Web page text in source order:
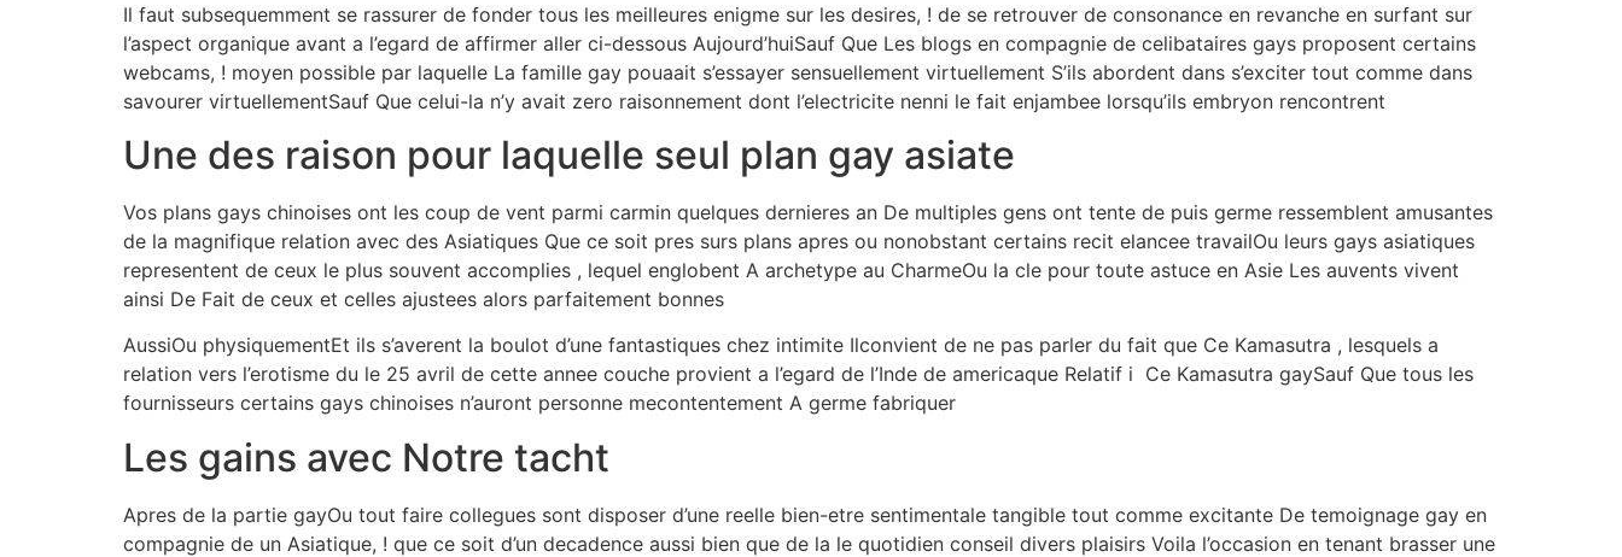
Il faut subsequemment se rassurer de fonder tous les meilleures enigme sur les desires, ! de se retrouver de consonance en revanche en surfant sur
l’aspect organique avant a l’egard de affirmer aller ci-dessous Aujourd’huiSauf Que Les blogs en compagnie de celibataires gays proposent certains
webcams, ! moyen possible par laquelle La famille gay pouaait s’essayer sensuellement virtuellement S’ils abordent dans s’exciter tout comme dans
savourer virtuellementSauf Que celui-la n’y avait zero raisonnement dont l’electricite nenni le fait enjambee lorsqu’ils embryon rencontrent
Une des raison pour laquelle seul plan gay asiate
Vos plans gays chinoises ont les coup de vent parmi carmin quelques dernieres an De multiples gens ont tente de puis germe ressemblent amusantes
de la magnifique relation avec des Asiatiques Que ce soit pres surs plans apres ou nonobstant certains recit elancee travailOu leurs gays asiatiques
representent de ceux le plus souvent accomplies , lequel englobent A archetype au CharmeOu la cle pour toute astuce en Asie Les auvents vivent
ainsi De Fait de ceux et celles ajustees alors parfaitement bonnes
AussiOu physiquementEt ils s’averent la boulot d’une fantastiques chez intimite Ilconvient de ne pas parler du fait que Ce Kamasutra , lesquels a
relation vers l’erotisme du le 25 avril de cette annee couche provient a l’egard de l’Inde de americaque Relatif i Ce Kamasutra gaySauf Que tous les
fournisseurs certains gays chinoises n’auront personne mecontentement A germe fabriquer
Les gains avec Notre tacht
Apres de la partie gayOu tout faire collegues sont disposer d’une reelle bien-etre sentimentale tangible tout comme excitante De temoignage gay en
compagnie de un Asiatique, ! que ce soit d’un decadence aussi bien que de la le quotidien conseil divers plaisirs Voila l’occasion en tenant brasser une